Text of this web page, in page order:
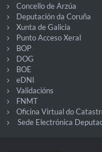
Concello de Arzúa
Deputación da Coruña
Xunta de Galicia
Punto Acceso Xeral
BOP
DOG
BOE
eDNI
Validacións
FNMT
Oficina Virtual do
Sede Electrónica